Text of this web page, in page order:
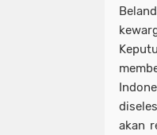
akan